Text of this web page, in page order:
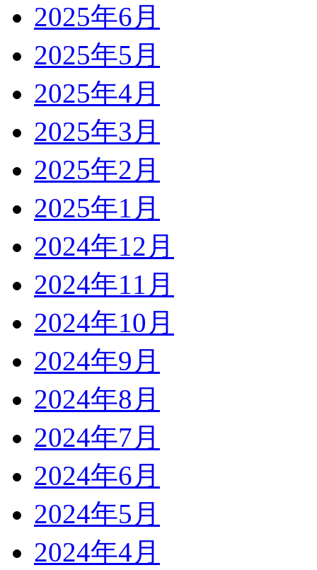
2025年6月
2025年5月
2025年4月
2025年3月
2025年2月
2025年1月
2024年12月
2024年11月
2024年10月
2024年9月
2024年8月
2024年7月
2024年6月
2024年5月
2024年4月